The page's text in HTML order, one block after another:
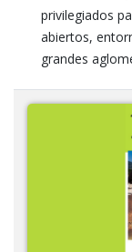
privilegiados
abiertos,
grandes